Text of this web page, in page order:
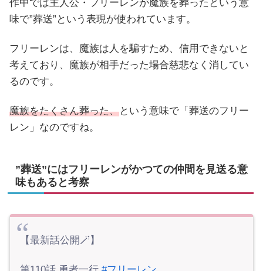
作中では主人公・フリーレンが魔族を葬ったという意
味で”葬送”という表現が使われています。
フリーレンは、魔族は人を騙すため、信用できないと
考えており、魔族が相手だった場合慈悲なく消してい
るのです。
魔族をたくさん葬った、という意味で「葬送のフリー
レン」なのですね。
”葬送”にはフリーレンがかつての仲間を見送る意
味もあると考察
【最新話公開🪄】